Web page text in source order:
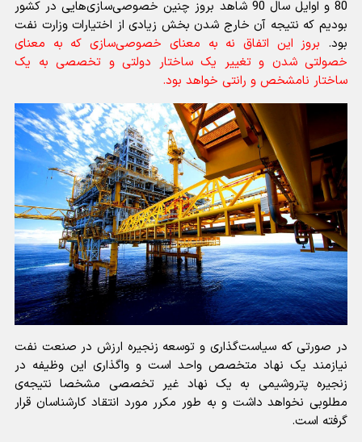
80 و اوایل سال 90 شاهد بروز چنین خصوصی‌سازی‌هایی در کشور
بودیم که نتیجه آن خارج شدن بخش زیادی از اختیارات وزارت نفت
بود. بروز این اتفاق نه به معنای خصوصی‌سازی که به معنای
خصولتی شدن و تغییر یک ساختار دولتی و تخصصی به یک
ساختار نامشخص و رانتی خواهد بود.
در صورتی که سیاست‌گذاری و توسعه زنجیره ارزش در صنعت نفت
نیازمند یک نهاد متخصص واحد است و واگذاری این وظیفه در
زنجیره پتروشیمی به یک نهاد غیر تخصصی مشخصا نتیجه‌ی
مطلوبی نخواهد داشت و به طور مکرر مورد انتقاد کارشناسان قرار
گرفته است.